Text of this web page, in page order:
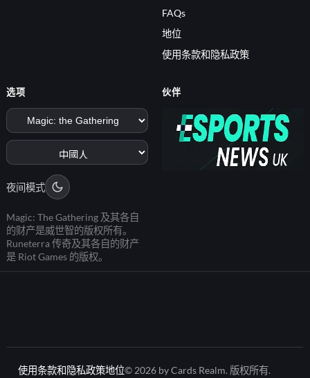
FAQs
地位
使用条款和隐私政策
选项
夜间模式
Magic: The Gathering 及其各自
的财产是威世智的版权所有。
Runeterra 传奇及其各自的财产
是 Riot Games 的版权。
伙伴
使用条款和隐私政策地位© 2026 by Cards Realm. 版权所有.